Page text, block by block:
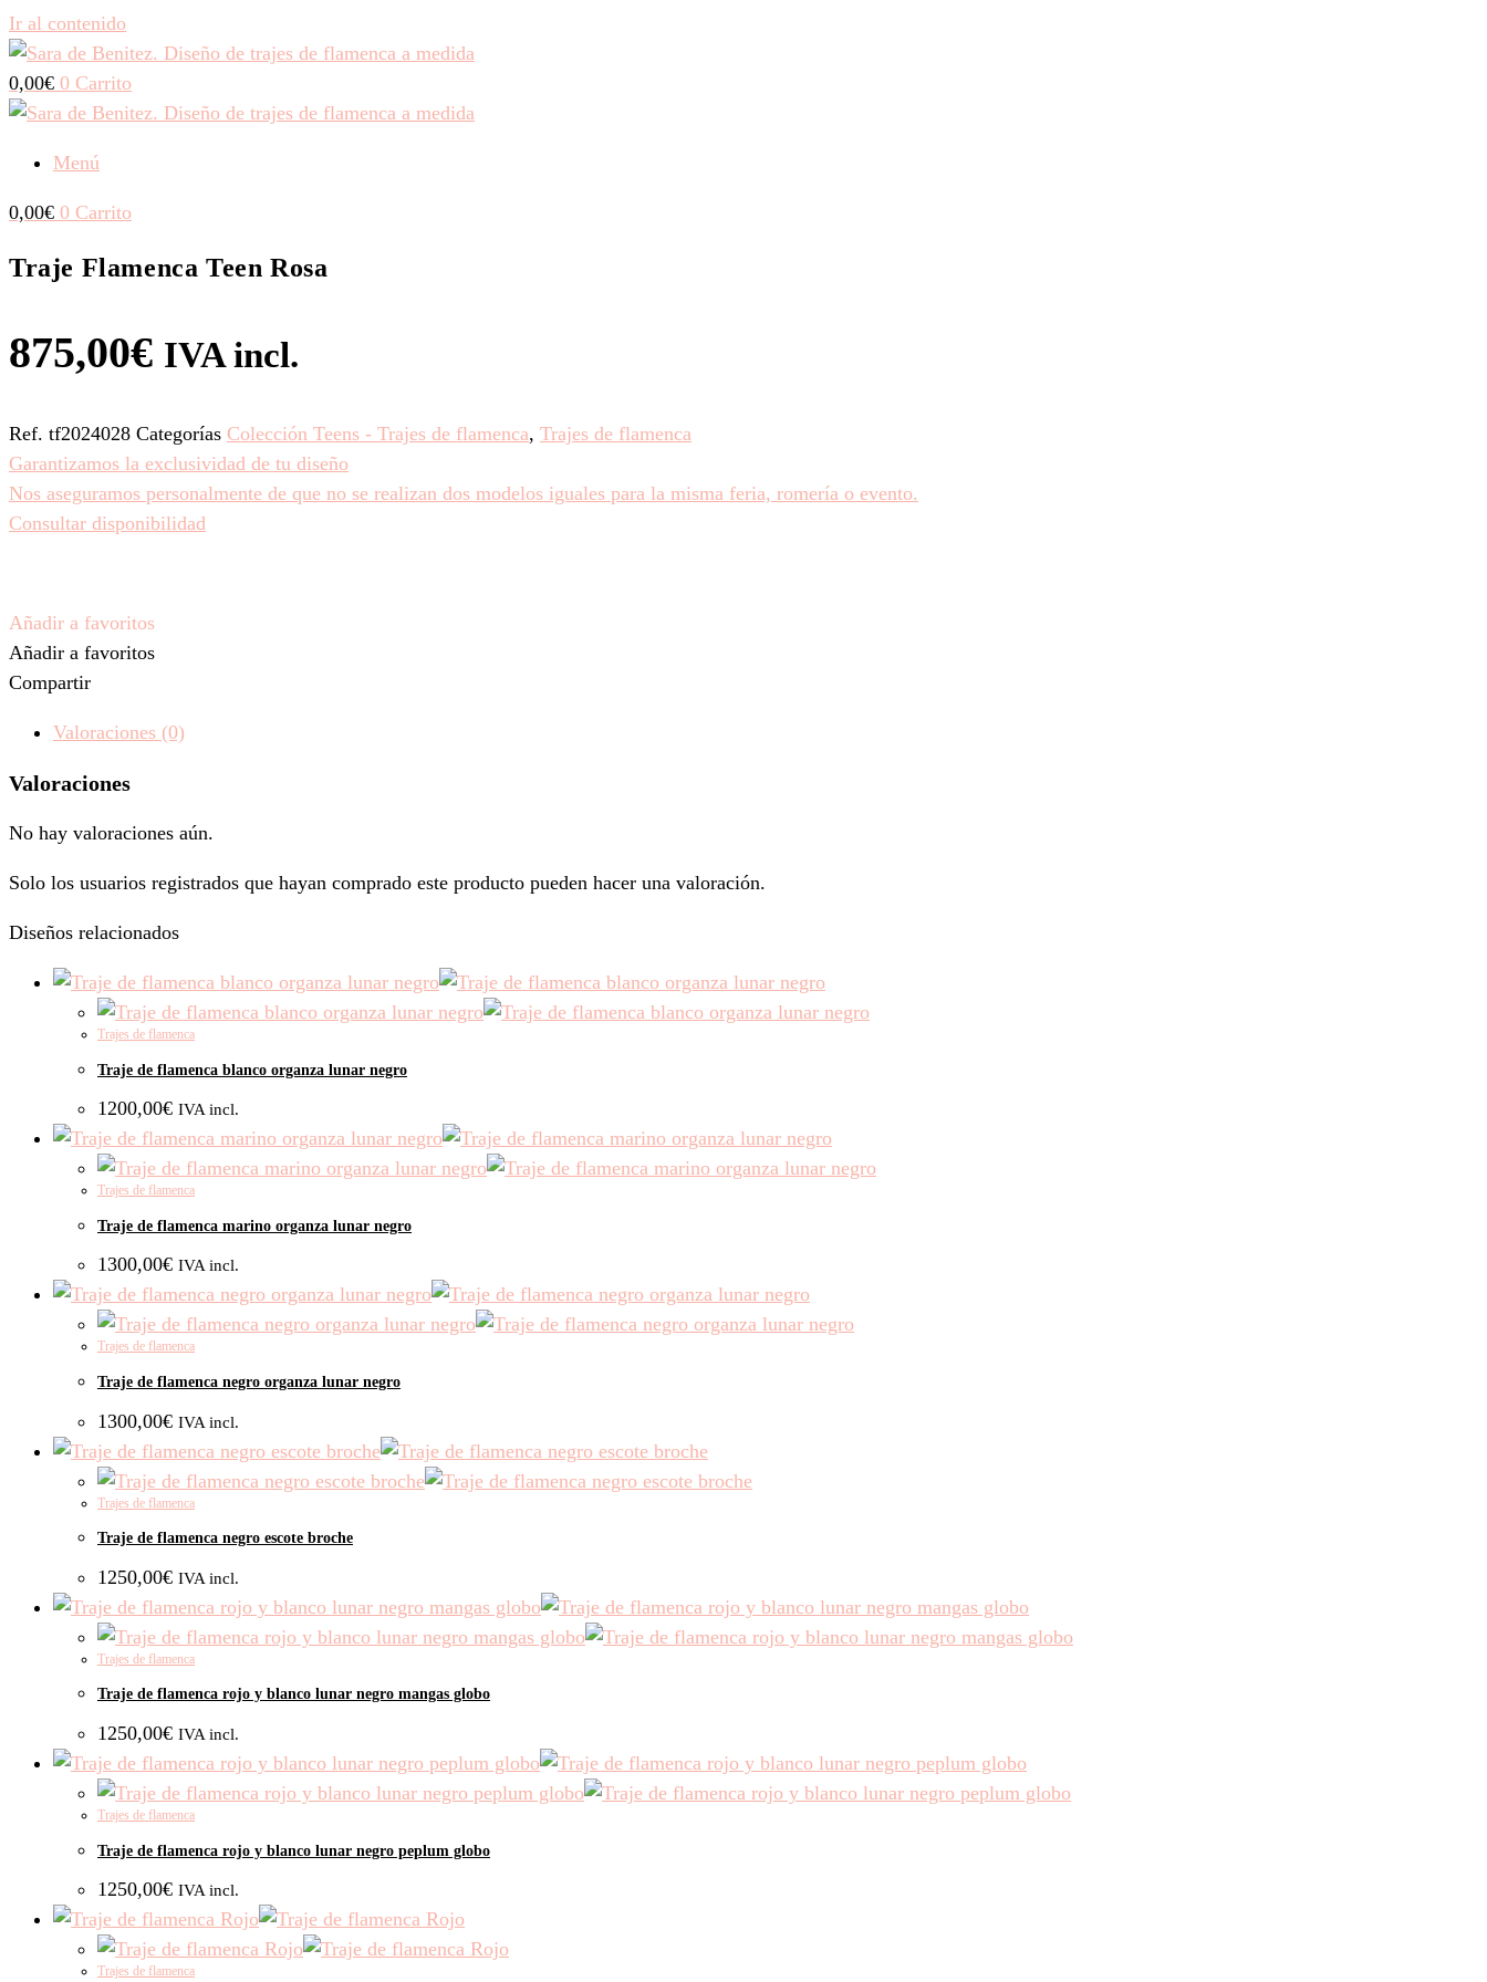
Ir al contenido
0,00€ 0 Carrito
Menú
0,00€ 0 Carrito
Traje Flamenca Teen Rosa
875,00€ IVA incl.
Ref. tf2024028 Categorías Colección Teens - Trajes de flamenca, Trajes de flamenca
Garantizamos la exclusividad de tu diseño
Nos aseguramos personalmente de que no se realizan dos modelos iguales para la misma feria, romería o evento.
Consultar disponibilidad
Añadir a favoritos
Añadir a favoritos
Compartir
Valoraciones (0)
Valoraciones
No hay valoraciones aún.
Solo los usuarios registrados que hayan comprado este producto pueden hacer una valoración.
Diseños relacionados
Trajes de flamenca
Traje de flamenca blanco organza lunar negro
1200,00€ IVA incl.
Trajes de flamenca
Traje de flamenca marino organza lunar negro
1300,00€ IVA incl.
Trajes de flamenca
Traje de flamenca negro organza lunar negro
1300,00€ IVA incl.
Trajes de flamenca
Traje de flamenca negro escote broche
1250,00€ IVA incl.
Trajes de flamenca
Traje de flamenca rojo y blanco lunar negro mangas globo
1250,00€ IVA incl.
Trajes de flamenca
Traje de flamenca rojo y blanco lunar negro peplum globo
1250,00€ IVA incl.
Trajes de flamenca